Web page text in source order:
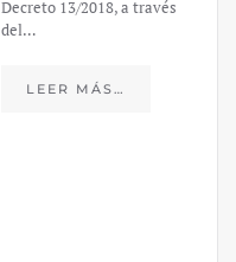
Daniel
Fernández